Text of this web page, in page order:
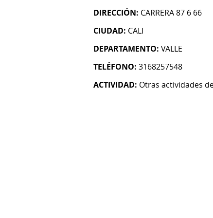
DIRECCIÓN: CARRERA 87 6 66
CIUDAD: CALI
DEPARTAMENTO: VALLE
TELÉFONO: 3168257548
ACTIVIDAD: Otras actividades